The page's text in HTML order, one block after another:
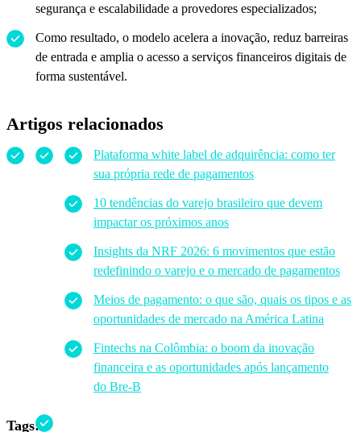
segurança e escalabilidade a provedores especializados;
Como resultado, o modelo acelera a inovação, reduz barreiras
de entrada e amplia o acesso a serviços financeiros digitais de
forma sustentável.
Artigos relacionados
Plataforma white label de adquirência: como ter
sua própria rede de pagamentos
10 tendências do varejo brasileiro que devem
impactar os próximos anos
Insights da NRF 2026: 6 movimentos que estão
redefinindo o varejo e o mercado de pagamentos
Meios de pagamento: o que são, quais os tipos e as
oportunidades de mercado na América Latina
Fintechs na Colômbia: o boom da inovação
financeira e as oportunidades após lançamento
do Bre-B
Tags: